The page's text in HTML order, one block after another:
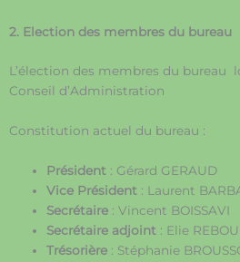
2. Election des membres du bureau
L’élection des membres du bureau
Conseil d’Administration
Constitution actuel du bureau :
Président : Gérard GERAUD
Vice Président : Laurent
Secrétaire : Vincent BOISSAVI
Secrétaire adjoint : Elie
Trésorière : Stéphanie